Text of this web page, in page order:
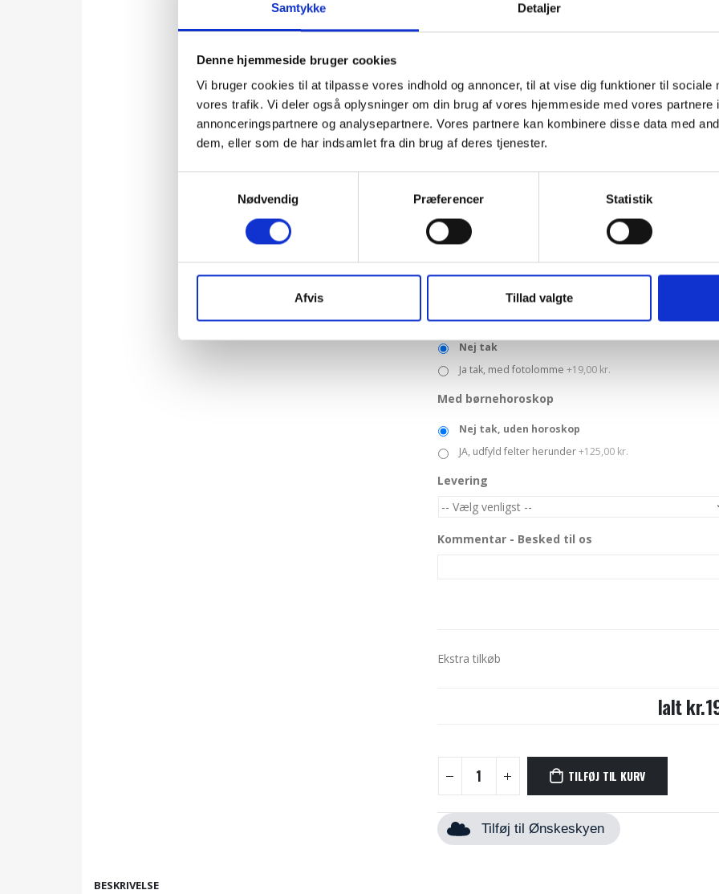
Samtykke Detaljer
Denne hjemmeside bruger cookies
Vi bruger cookies til at tilpasse vores indhold og annoncer, til at vise dig funktioner til sociale
vores trafik. Vi deler også oplysninger om din brug af vores hjemmeside med vores partnere
annonceringspartnere og analysepartnere. Vores partnere kan kombinere disse data med
dem, eller som de har indsamlet fra din brug af deres tjenester.
Nødvendig
Præferencer Statistik
Afvis Tillad valgte
Bogen skal dateres den
Med fotoside. Upload eller mail foto til
Ingen
Ja tak, med MAT fotoside+50,00 kr.
Fotolomme BAGERST
Nej tak
Ja tak, med fotolomme +19,00 kr.
Med børnehoroskop
Nej tak, uden horoskop
JA, udfyld felter herunder+125,00 kr.
Levering
Kommentar - Besked til os
Ekstra tilkøb
Ialt
TILFØJ TIL KURV
Tilføj til Ønskeskyen
BESKRIVELSE